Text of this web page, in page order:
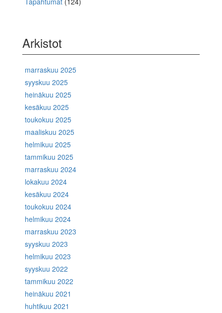
Arkistot
marraskuu 2025
syyskuu 2025
heinäkuu 2025
kesäkuu 2025
toukokuu 2025
maaliskuu 2025
helmikuu 2025
tammikuu 2025
marraskuu 2024
lokakuu 2024
kesäkuu 2024
toukokuu 2024
helmikuu 2024
marraskuu 2023
syyskuu 2023
helmikuu 2023
syyskuu 2022
tammikuu 2022
heinäkuu 2021
huhtikuu 2021